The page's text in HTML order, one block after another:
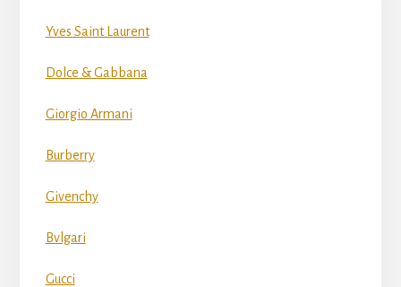
Yves Saint Laurent
Dolce & Gabbana
Giorgio Armani
Burberry
Givenchy
Bvlgari
Gucci